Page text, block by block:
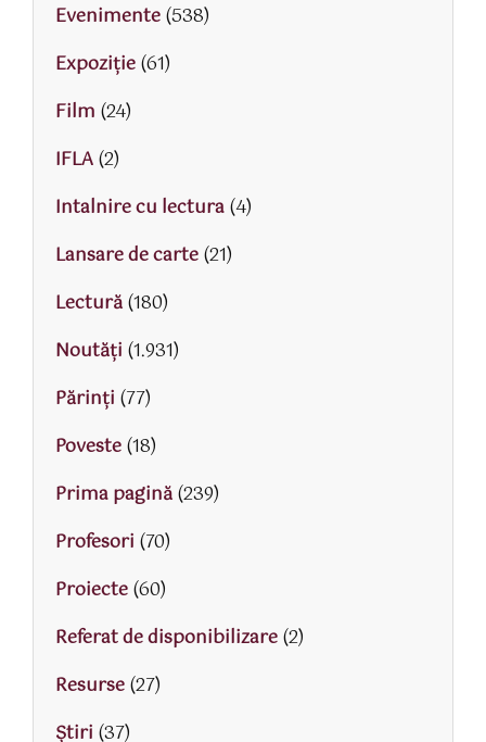
Evenimente(538)
Expoziție(61)
Film (24)
IFLA(2)
Intalnire cu lectura(4)
Lansare de carte(21)
Lectură(180)
Noutăți (1.931)
Părinţi (77)
Poveste(18)
Prima pagină(239)
Profesori (70)
Proiecte(60)
Referat de disponibilizare(2)
Resurse(27)
Știri (37)